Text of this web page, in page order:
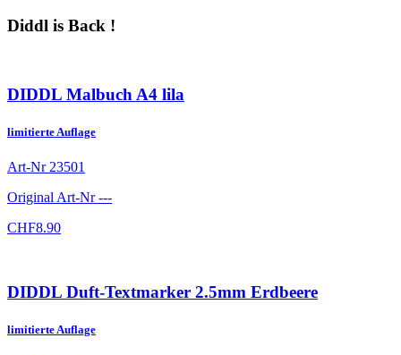
Diddl is Back !
DIDDL Malbuch A4 lila
limitierte Auflage
Art-Nr 23501
Original Art-Nr---
CHF8.90
DIDDL Duft-Textmarker 2.5mm Erdbeere
limitierte Auflage